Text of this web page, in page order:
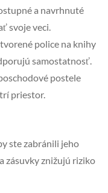
a navrhnuté
svoje veci.
police na knihy
samostatnosť.
postele
priestor.
ste zabránili jeho
zásuvky znižujú riziko